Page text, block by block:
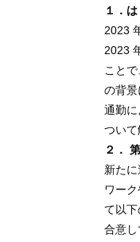
１．
2023
2023
こと
の背景
通勤
ついて
２．
新た
ワー
て以
合意し